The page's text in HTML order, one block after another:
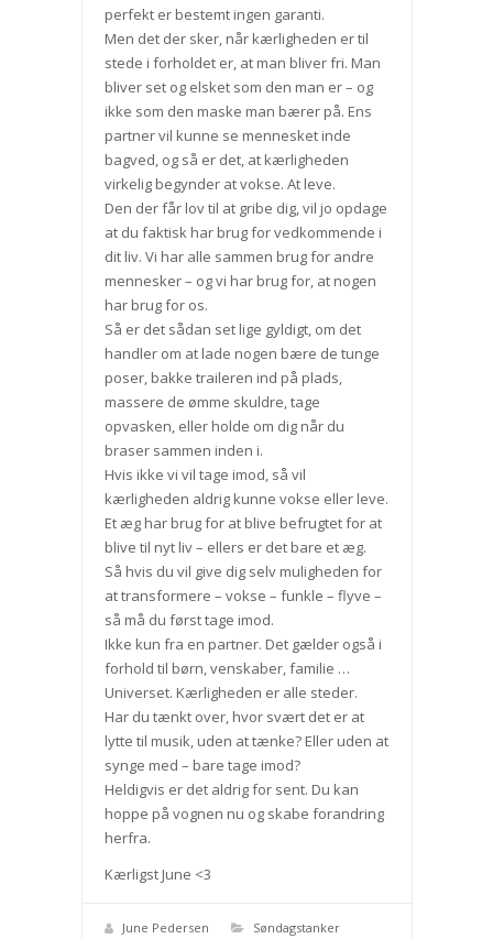
perfekt er bestemt ingen garanti.
Men det der sker, når kærligheden er til
stede i forholdet er, at man bliver fri. Man
bliver set og elsket som den man er – og
ikke som den maske man bærer på. Ens
partner vil kunne se mennesket inde
bagved, og så er det, at kærligheden
virkelig begynder at vokse. At leve.
Den der får lov til at gribe dig, vil jo opdage
at du faktisk har brug for vedkommende i
dit liv. Vi har alle sammen brug for andre
mennesker – og vi har brug for, at nogen
har brug for os.
Så er det sådan set lige gyldigt, om det
handler om at lade nogen bære de tunge
poser, bakke traileren ind på plads,
massere de ømme skuldre, tage
opvasken, eller holde om dig når du
braser sammen inden i.
Hvis ikke vi vil tage imod, så vil
kærligheden aldrig kunne vokse eller leve.
Et æg har brug for at blive befrugtet for at
blive til nyt liv – ellers er det bare et æg.
Så hvis du vil give dig selv muligheden for
at transformere – vokse – funkle – flyve –
så må du først tage imod.
Ikke kun fra en partner. Det gælder også i
forhold til børn, venskaber, familie …
Universet. Kærligheden er alle steder.
Har du tænkt over, hvor svært det er at
lytte til musik, uden at tænke? Eller uden at
synge med – bare tage imod?
Heldigvis er det aldrig for sent. Du kan
hoppe på vognen nu og skabe forandring
herfra.
Kærligst June <3
June Pedersen
Søndagstanker